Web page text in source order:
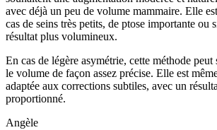
avec déjà un peu de volume mammaire. Elle
cas de seins très petits, de ptose importante ou
résultat plus volumineux.
En cas de légère asymétrie, cette méthode
le volume de façon assez précise. Elle est
adaptée aux corrections subtiles, avec un
proportionné.
Angèle